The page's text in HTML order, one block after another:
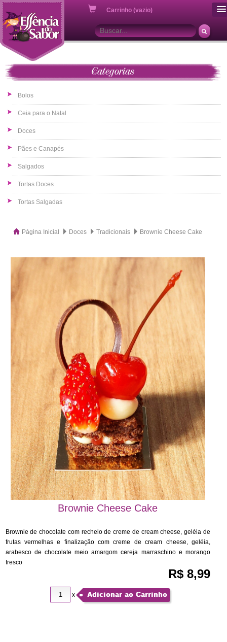
Carrinho (vazio)
Categorias
Bolos
Ceia para o Natal
Doces
Pães e Canapés
Salgados
Tortas Doces
Tortas Salgadas
Página Inicial Doces Tradicionais Brownie Cheese Cake
Brownie Cheese Cake
Brownie de chocolate com recheio de creme de cream cheese, geléia de
frutas vermelhas e finalização com creme de cream cheese, geléia,
arabesco de chocolate meio amargom cereja marraschino e morango
fresco
R$ 8,99
x Adicionar ao Carrinho